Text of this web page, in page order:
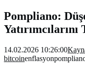
Pompliano:
14.02.2026 10:26:00
bitcoinenflasyon